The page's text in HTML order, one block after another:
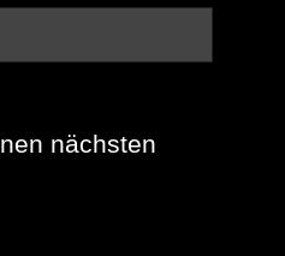
nächsten